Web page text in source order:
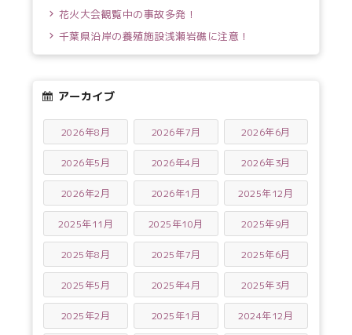
花火大会観覧中の事故多発！
千葉県沿岸の養殖施設浅瀬岩礁に注意！
アーカイブ
2026年8月 2026年7月 2026年6月
2026年5月 2026年4月 2026年3月
2026年2月 2026年1月 2025年12月
2025年11月 2025年10月 2025年9月
2025年8月 2025年7月 2025年6月
2025年5月 2025年4月 2025年3月
2025年2月 2025年1月 2024年12月